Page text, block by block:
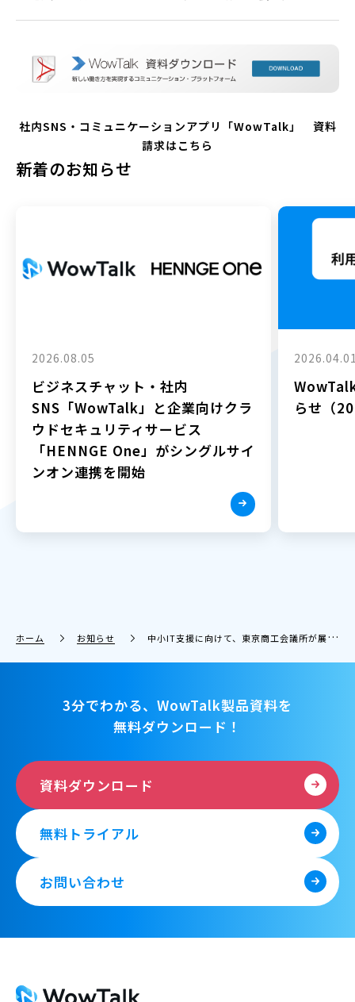
社内SNS・コミュニケーションアプリ「WowTalk」 資料
請求はこちら
新着のお知らせ
2026.08.05
ビジネスチャット・社内
SNS「WowTalk」と企業向けクラ
ウドセキュリティサービス
「HENNGE One」がシングルサイ
ンオン連携を開始
らせ（
ホーム お知らせ 中小IT支援に向けて、東京商工会議所が展開する“「はじめてIT活用」１万社プロジェクト”とワウテックが提携
3分でわかる、WowTalk製品資料を
無料ダウンロード！
資料ダウンロード
無料トライアル
お問い合わせ